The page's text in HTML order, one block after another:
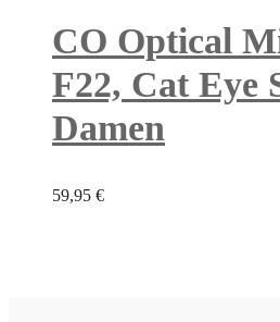
CO Optical
F22, Cat Eye
Damen
59,95 €